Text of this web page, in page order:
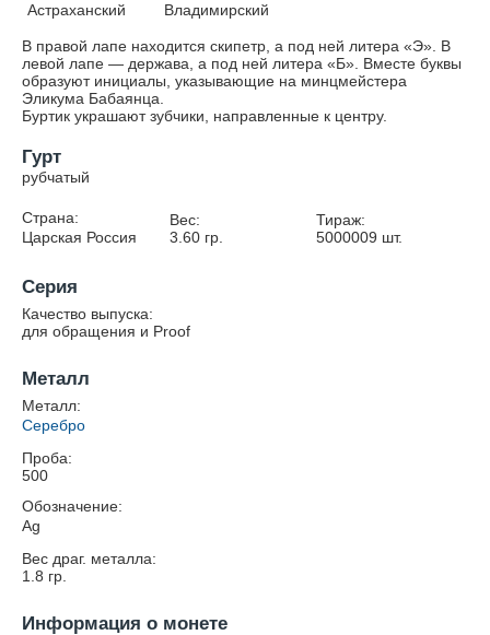
Астраханский
Владимирский
В правой лапе находится скипетр, а под ней литера «Э». В
левой лапе — держава, а под ней литера «Б». Вместе буквы
образуют инициалы, указывающие на минцмейстера
Эликума Бабаянца.
Буртик украшают зубчики, направленные к центру.
Гурт
рубчатый
Страна:
Царская Россия
Вес:
3.60гр.
Тираж:
5000009 шт.
Серия
Качество выпуска:
для обращения и Proof
Металл
Металл:
Серебро
Проба:
500
Обозначение:
Ag
Вес драг. металла:
1.8 гр.
Информация о монете